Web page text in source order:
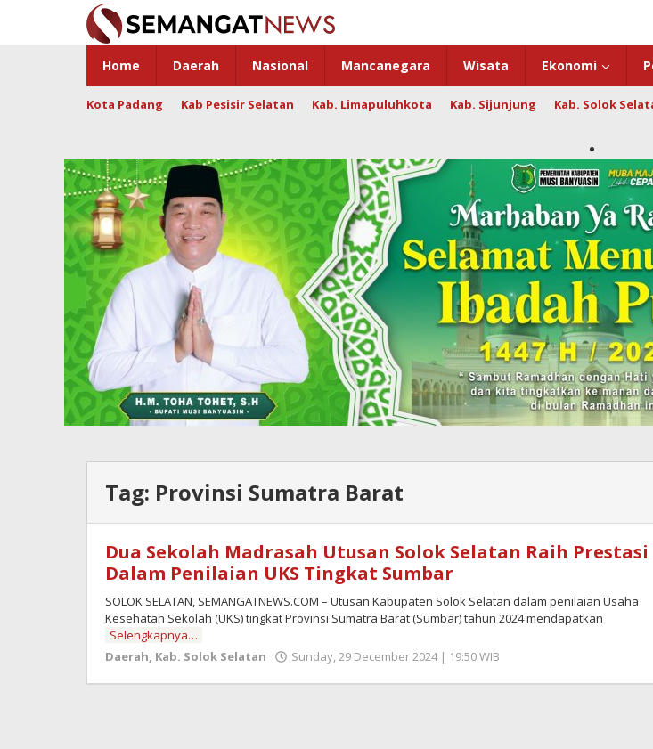
content
Home Daerah Nasional Mancanegara Wisata Ekonomi
Kota Padang Kab Pesisir Selatan Kab. Limapuluhkota Kab. Sijunjung Kab. Solok
Tag: Provinsi Sumatra Barat
Dua Sekolah Madrasah Utusan Solok Selatan Raih Prestasi
Dalam Penilaian UKS Tingkat Sumbar
SOLOK SELATAN, SEMANGATNEWS.COM – Utusan Kabupaten Solok Selatan dalam penilaian Usaha
Kesehatan Sekolah (UKS) tingkat Provinsi Sumatra Barat (Sumbar) tahun 2024 mendapatkan
Selengkapnya…
Daerah, Kab. Solok Selatan Sunday, 29 December 2024 | 19:50 WIB